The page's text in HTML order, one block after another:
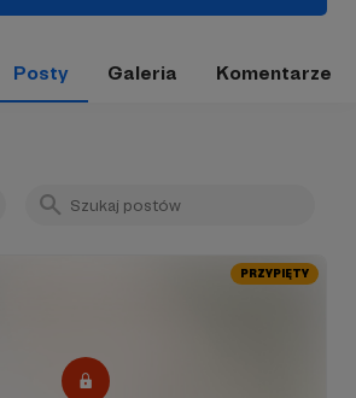
Posty Galeria Komentarze
PRZYPIĘTY